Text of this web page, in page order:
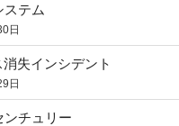
ステム
日
失インシデント
日
ンチュリー